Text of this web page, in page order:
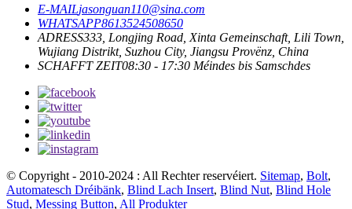
E-MAILjasonguan110@sina.com
WHATSAPP8613524508650
ADRESS333, Longjing Road, Xinta Gemeinschaft, Lili Town,
Wujiang Distrikt, Suzhou City, Jiangsu Provënz, China
SCHAFFT ZEIT08:30 - 17:30 Méindes bis Samschdes
© Copyright - 2010-2024 : All Rechter reservéiert. Sitemap, Bolt,
Automatesch Dréibänk, Blind Lach Insert, Blind Nut, Blind Hole
Stud, Messing Button, All Produkter